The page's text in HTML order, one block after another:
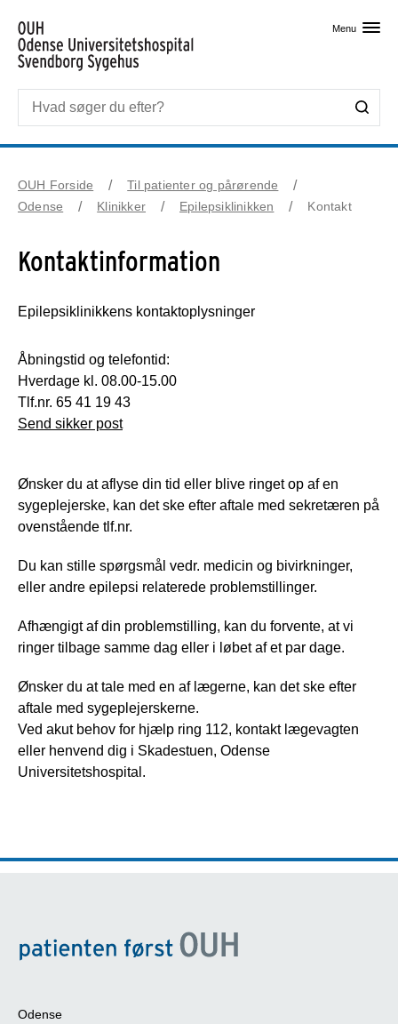
Menu
OUH Forside
Til patienter og pårørende
Odense
Klinikker Epilepsiklinikken Kontakt
Kontaktinformation
Epilepsiklinikkens kontaktoplysninger
Åbningstid og telefontid:
Hverdage kl. 08.00-15.00
Tlf.nr. 65 41 19 43
Send sikker post
Ønsker du at aflyse din tid eller blive ringet op af en
sygeplejerske, kan det ske efter aftale med sekretæren på
ovenstående tlf.nr.
Du kan stille spørgsmål vedr. medicin og bivirkninger,
eller andre epilepsi relaterede problemstillinger.
Afhængigt af din problemstilling, kan du forvente, at vi
ringer tilbage samme dag eller i løbet af et par dage.
Ønsker du at tale med en af lægerne, kan det ske efter
aftale med sygeplejerskerne.
Ved akut behov for hjælp ring 112, kontakt lægevagten
eller henvend dig i Skadestuen, Odense
Universitetshospital.
Odense